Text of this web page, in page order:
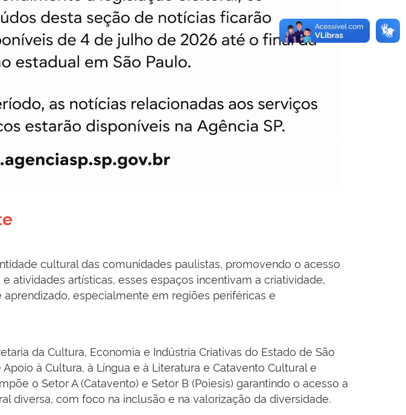
cultural das comunidades paulistas, promovendo o acesso
atividades artísticas, esses espaços incentivam a criatividade,
especialmente em regiões periféricas e
da Cultura, Economia e Indústria Criativas do Estado de São
à Cultura, à Língua e à Literatura e Catavento Cultural e
o Setor A (Catavento) e Setor B (Poiesis) garantindo o acesso a
diversa, com foco na inclusão e na valorização da diversidade.